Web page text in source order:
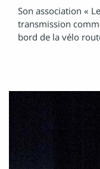
Son association «
transmission
bord de la vélo